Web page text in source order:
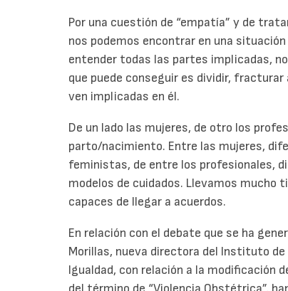
Por una cuestión de “empatía” y de
nos podemos encontrar en una
entender todas las partes implicadas,
que puede conseguir es dividir,
ven implicadas en él.
De un lado las mujeres, de otro los
parto/nacimiento. Entre las mujeres,
feministas, de entre los profesionales,
modelos de cuidados. Llevamos mucho
capaces de llegar a acuerdos.
En relación con el debate que se ha
Morillas, nueva directora del Instituto
Igualdad, con relación a la modificación